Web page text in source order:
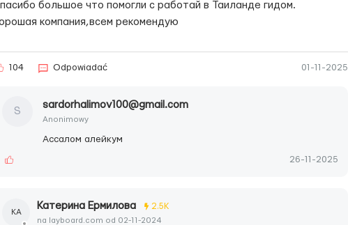
большое что помогли с работай в Таиланде гидом.
компания,всем рекомендую
104 Odpowiadać 01-11-2025
S
sardorhalimov100@gmail.com
Anonimowy
Ассалом алейкум
26-11-2025
КА
Катерина Ермилова 2.5K
na layboard.com od 02-11-2024